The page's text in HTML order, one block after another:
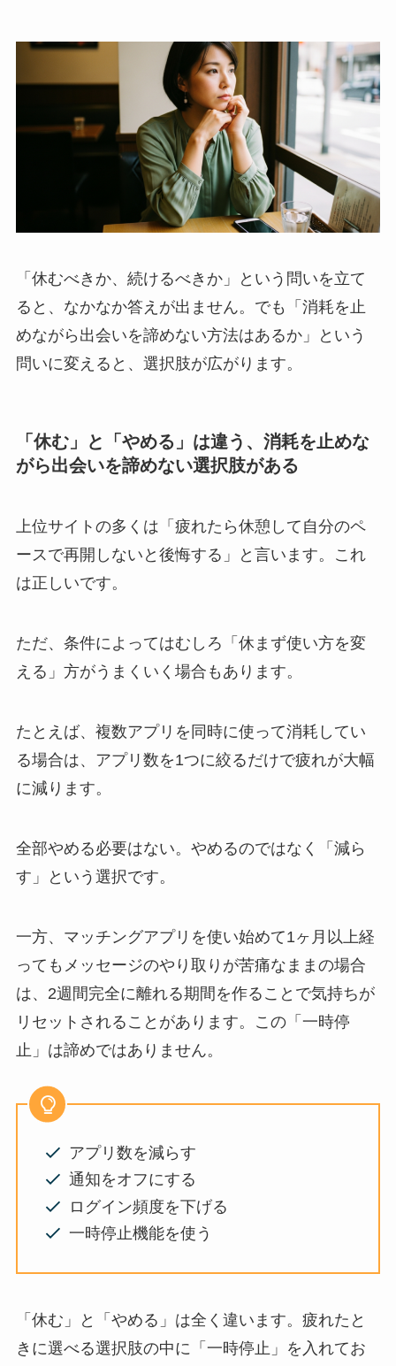
「休むべきか、続けるべきか」という問いを立て
ると、なかなか答えが出ません。でも「消耗を止
めながら出会いを諦めない方法はあるか」という
問いに変えると、選択肢が広がります。
「休む」と「やめる」は違う、消耗を止めな
がら出会いを諦めない選択肢がある
上位サイトの多くは「疲れたら休憩して自分のペ
ースで再開しないと後悔する」と言います。これ
は正しいです。
ただ、条件によってはむしろ「休まず使い方を変
える」方がうまくいく場合もあります。
たとえば、複数アプリを同時に使って消耗してい
る場合は、アプリ数を1つに絞るだけで疲れが大幅
に減ります。
全部やめる必要はない。やめるのではなく「減ら
す」という選択です。
一方、マッチングアプリを使い始めて1ヶ月以上経
ってもメッセージのやり取りが苦痛なままの場合
は、2週間完全に離れる期間を作ることで気持ちが
リセットされることがあります。この「一時停
止」は諦めではありません。
アプリ数を減らす
通知をオフにする
ログイン頻度を下げる
一時停止機能を使う
「休む」と「やめる」は全く違います。疲れたと
きに選べる選択肢の中に「一時停止」を入れてお